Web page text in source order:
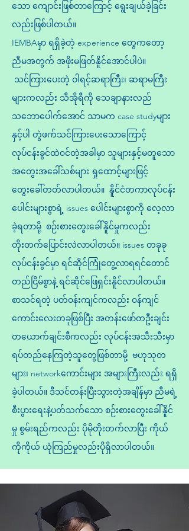
သော ကျောင်းဖြစ်တာကြောင့် ရွေးချယ်ခဲ့ခြင်း
လည်းဖြစ်ပါတယ်။
IEMBAမှာ ရရှိခဲ့တဲ့ experience တွေကတော့
ညီမအတွက် အဖိုးမဖြတ်နိူင်အောင်ပါပဲ။
သင်ကြားပေးတဲ့ ဝါရင့်ဆရာကြီး၊ ဆရာမကြီး
များကလည်း သီအိုရီကို သေချာနားလည်
သဘောပေါက်အောင် သာမက case studyများ
နှင့်ပါ တွဲဖက်သင်ကြားပေးသောကြောင့်
လုပ်ငန်းခွင်ထဲ၀င်တဲ့အခါမှာ သူများနှင့်မတူသော
အတွေးအခေါ်သစ်များ ရှုထောင့်များဖြင့်
တွေးခေါ်တတ်လာပါတယ်။ နိူင်ငံတကာလုပ်ငန်း
ပေါင်းများစွာရဲ့ issues ပေါင်းများစွာကို လေ့လာ
ခဲ့ရတာမို့ စဉ်းစားတွေးခေါ်နိူင်မှုကလည်း
တိုးတက်ပြောင်းလဲလာပါတယ်။ issues တခုခု
လုပ်ငန်းခွင်မှာ ရင်ဆိုင်ကြုံတွေ့လာရရင်တောင်
တည်ငြိမ်စွာနဲ့ ရင်ဆိုင်ဖြေရှင်းနိူင်လာပါတယ်။
စာသင်ရတဲ့ ပတ်၀န်းကျင်ကလည်း ၀န်ကျင်
ကောင်းလေးတခုဖြစ်ပြီး အတန်းဖော်တဦးချင်း
တယောက်ချင်းစီကလည်း လုပ်ငန်းအသီးသီးမှာ
ရပ်တည်နေကြတဲ့သူတွေဖြစ်တာမို့ ဗဟုသုတ
များ၊ networkကောင်းများ အများကြီးလည်း ရရှိ
ခဲ့ပါတယ်။ ဒီသင်တန်းပြီးသွားတဲ့အချိန်မှာ ညီမရဲ့
စီးပွားရေးနဲ့ပတ်သက်သော စဉ်းစားတွေးခေါ်နိူင်
မှု စွမ်းရည်ကလည်း ပိုမိုတိုးတက်လာပြီး ကိုယ်
ကိုကိုယ် ယုံကြည်မှုလည်းပိုရှိလာပါတယ်။